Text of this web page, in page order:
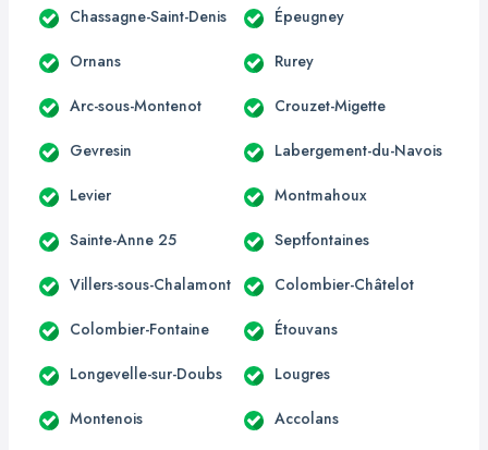
Chassagne-Saint-Denis Épeugney
Ornans Rurey
Arc-sous-Montenot Crouzet-Migette
Gevresin Labergement-du-Navois
Levier Montmahoux
Sainte-Anne 25 Septfontaines
Villers-sous-Chalamont Colombier-Châtelot
Colombier-Fontaine Étouvans
Longevelle-sur-Doubs Lougres
Montenois Accolans